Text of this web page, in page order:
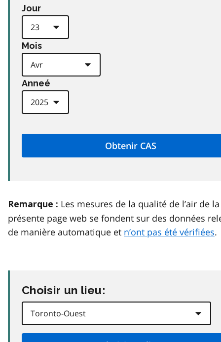
Jour
Mois
Anneé
Remarque : Les mesures de la qualité de l’air de la
présente page web se fondent sur des données
de manière automatique et n’ont pas été vérifiées.
Choisir un lieu: